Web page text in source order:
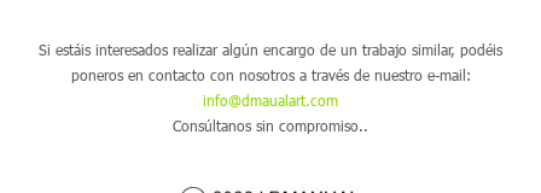
Si estáis interesados realizar algún encargo de un trabajo similar, podéis
poneros en contacto con nosotros a través de nuestro e-mail:
info@dmaualart.com
Consúltanos sin compromiso..